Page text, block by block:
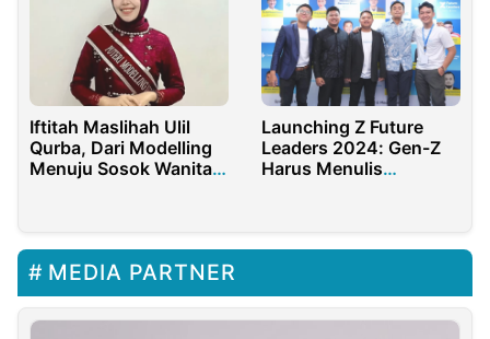
Iftitah Maslihah Ulil
Qurba, Dari Modelling
Menuju Sosok Wanita
Launching Z Future
Leaders 2024: Gen-Z
Harus Menulis
MEDIA PARTNER